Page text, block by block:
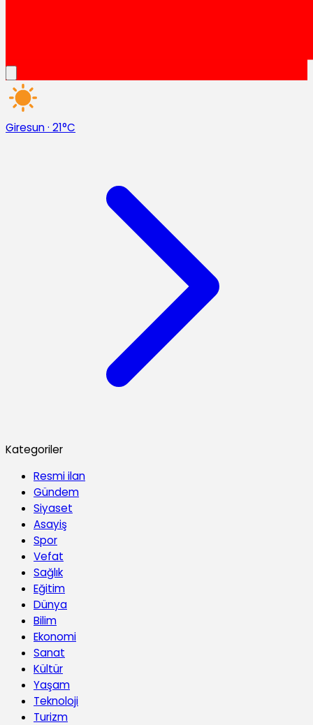
Giresun· 21°C
Kategoriler
Resmi ilan
Gündem
Siyaset
Asayiş
Spor
Vefat
Sağlık
Eğitim
Dünya
Bilim
Ekonomi
Sanat
Kültür
Yaşam
Teknoloji
Turizm